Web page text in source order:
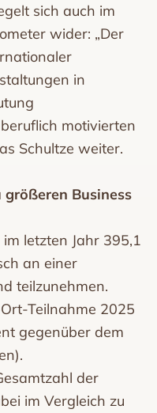
sich auch im
wider: „Der
in
motivierten
Schultze weiter.
größeren Business
letzten Jahr 395,1
an einer
teilzunehmen.
Teilnahme 2025
gegenüber dem
der
im Vergleich zu